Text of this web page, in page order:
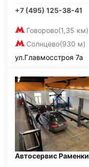
+7 (495) 125-38-41
Говорово(1,35 км)
Солнцево(930 м)
ул.Главмосстроя 7а
Автосервис Раменки